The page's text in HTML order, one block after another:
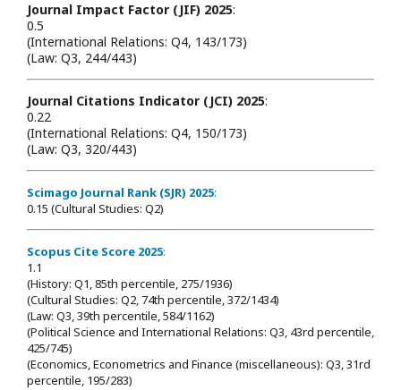
Journal Impact Factor (JIF) 2025:
0.5
(International Relations: Q4, 143/173)
(Law: Q3, 244/443)
Journal Citations Indicator (JCI) 2025:
0.22
(International Relations: Q4, 150/173)
(Law: Q3, 320/443)
Scimago Journal Rank (SJR) 2025:
0.15 (Cultural Studies: Q2)
Scopus Cite Score 2025:
1.1
(History: Q1, 85th percentile, 275/1936)
(Cultural Studies: Q2, 74th percentile, 372/1434)
(Law: Q3, 39th percentile, 584/1162)
(Political Science and International Relations: Q3, 43rd percentile,
425/745)
(Economics, Econometrics and Finance (miscellaneous): Q3, 31rd
percentile, 195/283)